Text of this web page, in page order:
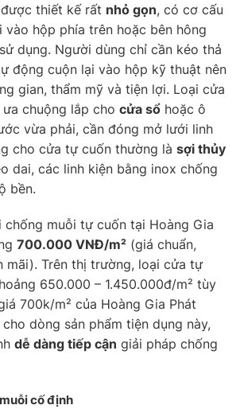
thiết kế rất nhỏ gọn, có cơ cấu
hộp phía trên hoặc bên hông
dụng. Người dùng chỉ cần kéo thả
động cuộn lại vào hộp kỹ thuật nên
gian, thẩm mỹ và tiện lợi. Loại cửa
chuộng lắp cho cửa sổ hoặc ô
vừa phải, cần đóng mở lưới linh
cho cửa tự cuốn thường là sợi thủy
dai, các linh kiện bằng inox chống
bền.
muỗi tự cuốn tại Hoàng Gia
700.000 VNĐ/m² (giá chuẩn,
mãi). Trên thị trường, loại cửa tự
650.000 – 1.450.000đ/m² tùy
700k/m² của Hoàng Gia Phát
cho dòng sản phẩm tiện dụng này,
dễ dàng tiếp cận giải pháp chống
cố định